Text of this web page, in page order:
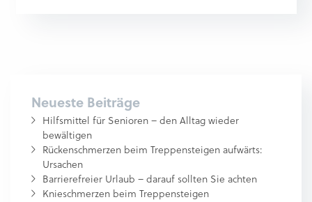
Neueste Beiträge
Hilfsmittel für Senioren – den Alltag wieder
bewältigen
Rückenschmerzen beim Treppensteigen aufwärts:
Ursachen
Barrierefreier Urlaub – darauf sollten Sie achten
Knieschmerzen beim Treppensteigen